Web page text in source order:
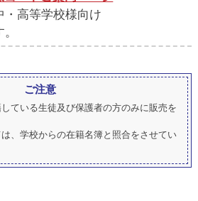
高等学校様向け
ご注意
ている生徒及び保護者の方のみに販売を
、学校からの在籍名簿と照合をさせてい